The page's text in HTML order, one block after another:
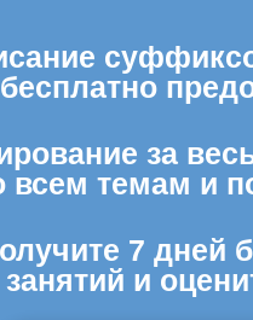
за
всем темам и
7 дней
занятий и